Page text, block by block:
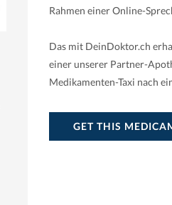
Rahmen einer Online-
Das mit DeinDoktor.ch
einer unserer Partner-
Medikamenten-Taxi nach
GET THIS